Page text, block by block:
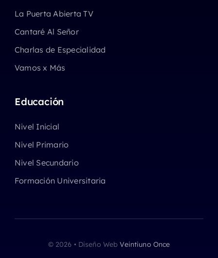
La Puerta Abierta TV
Cantaré Al Señor
Charlas de Especialidad
Vamos x Más
Educación
Nivel Inicial
Nivel Primario
Nivel Secundario
Formación Universitaria
© 2026 • Diseño WebVeintiuno Once